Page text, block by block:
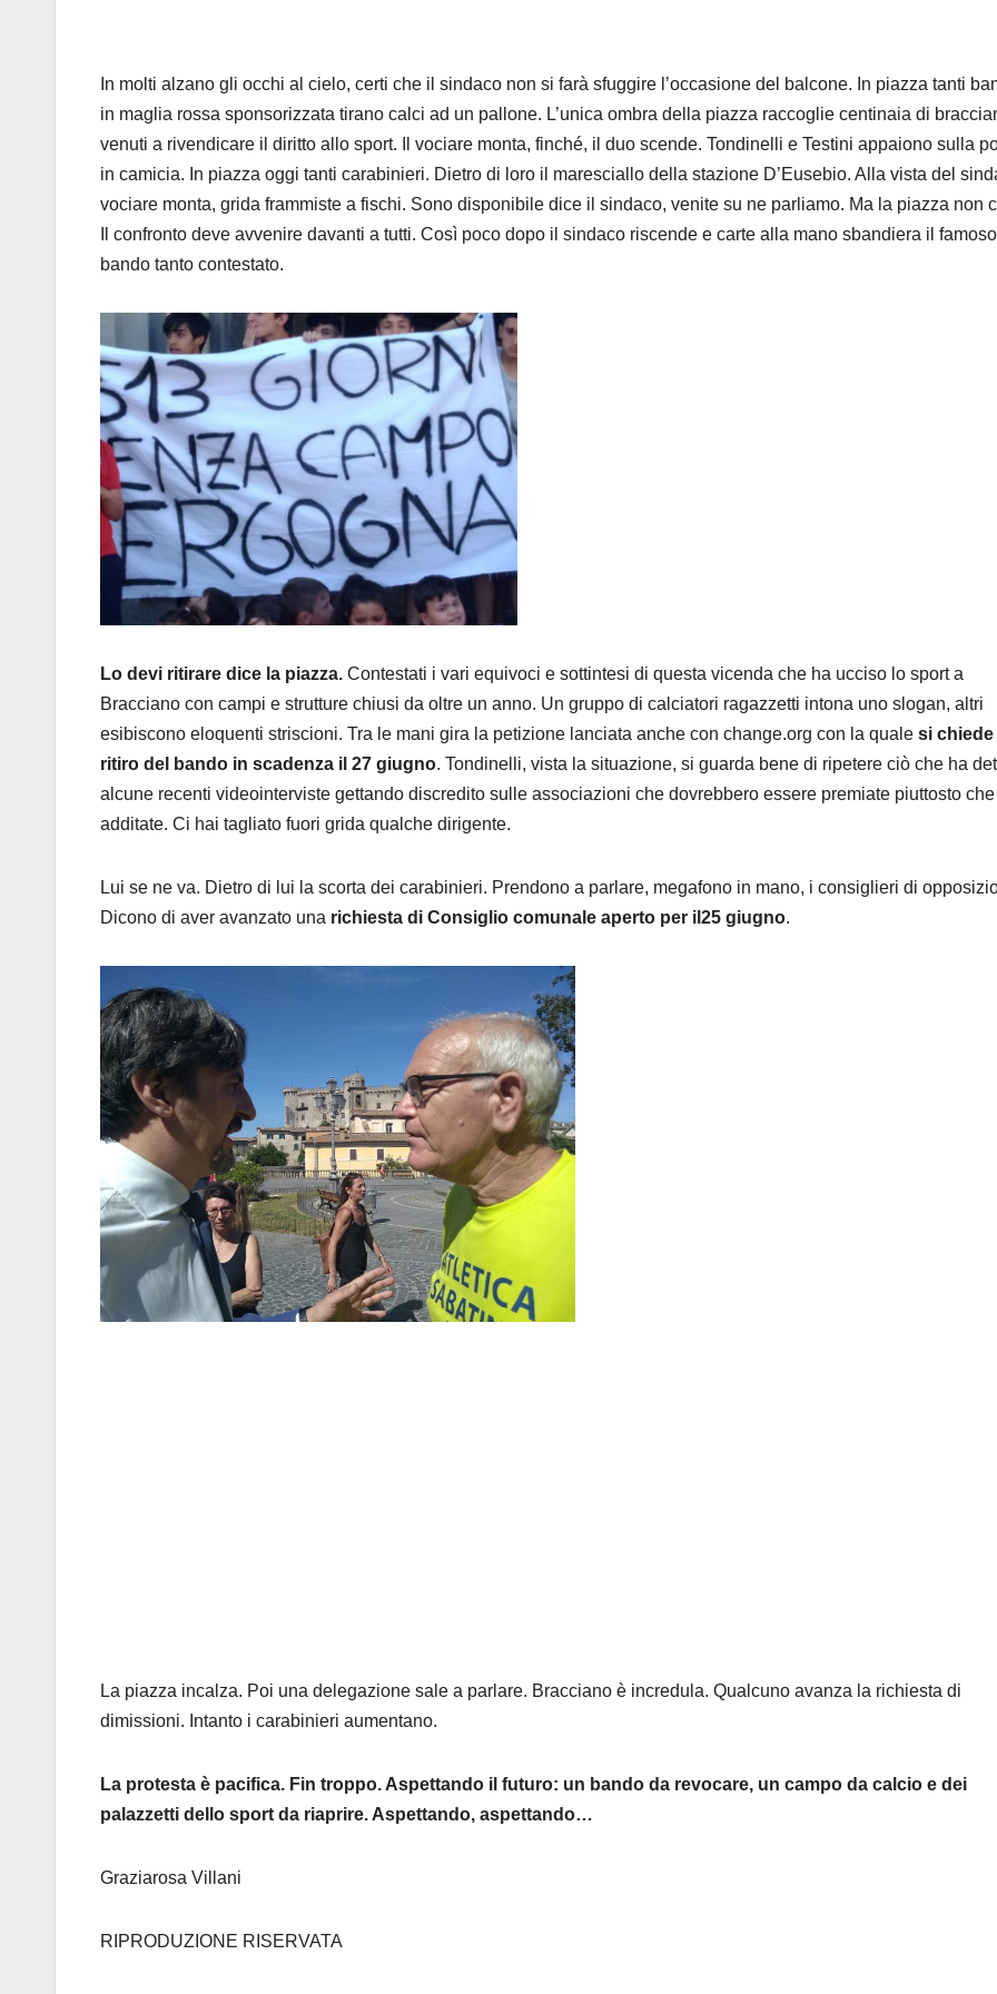
In molti alzano gli occhi al cielo, certi che il sindaco non si farà sfuggire l’occasione del balcone. In piazza tanti
in maglia rossa sponsorizzata tirano calci ad un pallone. L’unica ombra della piazza raccoglie centinaia di
venuti a rivendicare il diritto allo sport. Il vociare monta, finché, il duo scende. Tondinelli e Testini appaiono sulla
in camicia. In piazza oggi tanti carabinieri. Dietro di loro il maresciallo della stazione D’Eusebio. Alla vista del
vociare monta, grida frammiste a fischi. Sono disponibile dice il sindaco, venite su ne parliamo. Ma la piazza non
Il confronto deve avvenire davanti a tutti. Così poco dopo il sindaco riscende e carte alla mano sbandiera il famoso
bando tanto contestato.
Lo devi ritirare dice la piazza. Contestati i vari equivoci e sottintesi di questa vicenda che ha ucciso lo sport a
Bracciano con campi e strutture chiusi da oltre un anno. Un gruppo di calciatori ragazzetti intona uno slogan, altri
esibiscono eloquenti striscioni. Tra le mani gira la petizione lanciata anche con change.org con la quale si chiede
ritiro del bando in scadenza il 27 giugno. Tondinelli, vista la situazione, si guarda bene di ripetere ciò che ha
alcune recenti videointerviste gettando discredito sulle associazioni che dovrebbero essere premiate piuttosto che
additate. Ci hai tagliato fuori grida qualche dirigente.
Lui se ne va. Dietro di lui la scorta dei carabinieri. Prendono a parlare, megafono in mano, i consiglieri di
Dicono di aver avanzato una richiesta di Consiglio comunale aperto per il25 giugno.
La piazza incalza. Poi una delegazione sale a parlare. Bracciano è incredula. Qualcuno avanza la richiesta di
dimissioni. Intanto i carabinieri aumentano.
La protesta è pacifica. Fin troppo. Aspettando il futuro: un bando da revocare, un campo da calcio e dei
palazzetti dello sport da riaprire. Aspettando, aspettando…
Graziarosa Villani
RIPRODUZIONE RISERVATA